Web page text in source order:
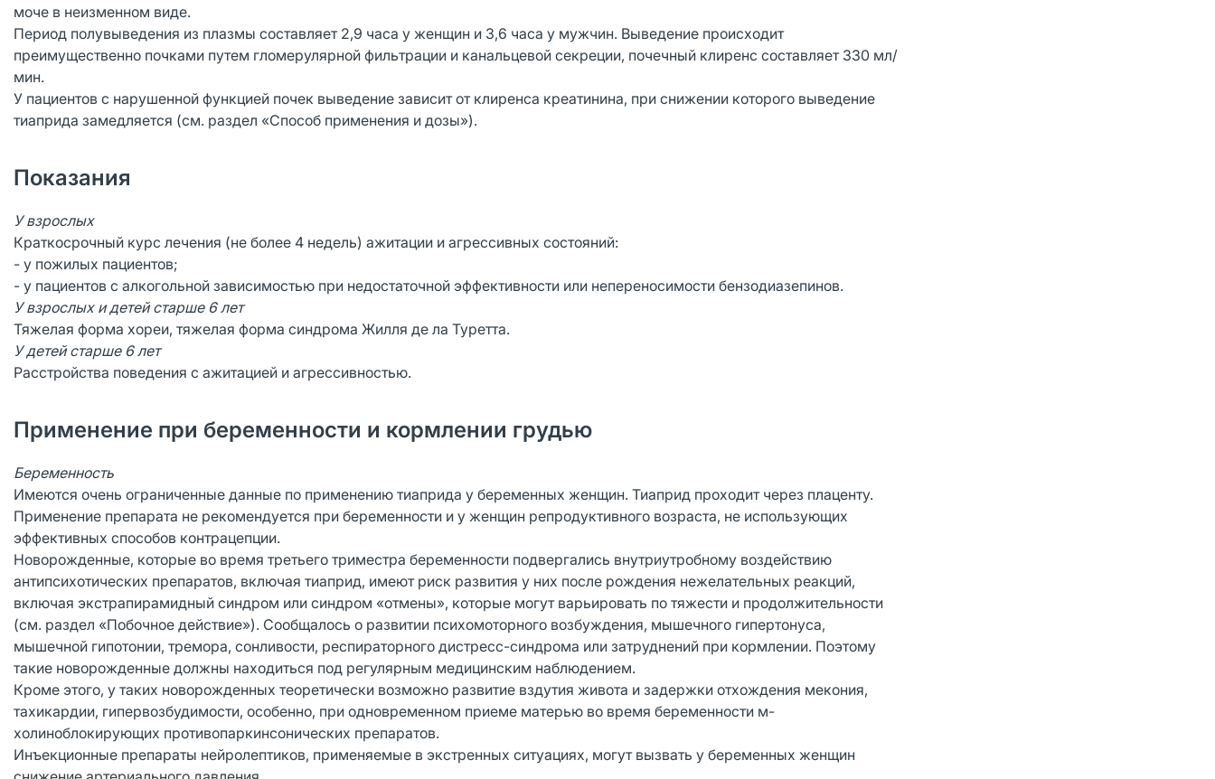
моче в неизменном виде.
Период полувыведения из плазмы составляет 2,9 часа у женщин и 3,6 часа у мужчин. Выведение происходит
преимущественно почками путем гломерулярной фильтрации и канальцевой секреции, почечный клиренс составляет 330 мл/
мин.
У пациентов с нарушенной функцией почек выведение зависит от клиренса креатинина, при снижении которого выведение
тиаприда замедляется (см. раздел «Способ применения и дозы»).
Показания
У взрослых
Краткосрочный курс лечения (не более 4 недель) ажитации и агрессивных состояний:
- у пожилых пациентов;
- у пациентов с алкогольной зависимостью при недостаточной эффективности или непереносимости бензодиазепинов.
У взрослых и детей старше 6 лет
Тяжелая форма хореи, тяжелая форма синдрома Жилля де ла Туретта.
У детей старше 6 лет
Расстройства поведения с ажитацией и агрессивностью.
Применение при беременности и кормлении грудью
Беременность
Имеются очень ограниченные данные по применению тиаприда у беременных женщин. Тиаприд проходит через плаценту.
Применение препарата не рекомендуется при беременности и у женщин репродуктивного возраста, не использующих
эффективных способов контрацепции.
Новорожденные, которые во время третьего триместра беременности подвергались внутриутробному воздействию
антипсихотических препаратов, включая тиаприд, имеют риск развития у них после рождения нежелательных реакций,
включая экстрапирамидный синдром или синдром «отмены», которые могут варьировать по тяжести и продолжительности
(см. раздел «Побочное действие»). Сообщалось о развитии психомоторного возбуждения, мышечного гипертонуса,
мышечной гипотонии, тремора, сонливости, респираторного дистресс-синдрома или затруднений при кормлении. Поэтому
такие новорожденные должны находиться под регулярным медицинским наблюдением.
Кроме этого, у таких новорожденных теоретически возможно развитие вздутия живота и задержки отхождения мекония,
тахикардии, гипервозбудимости, особенно, при одновременном приеме матерью во время беременности м-
холиноблокирующих противопаркинсонических препаратов.
Инъекционные препараты нейролептиков, применяемые в экстренных ситуациях, могут вызвать у беременных женщин